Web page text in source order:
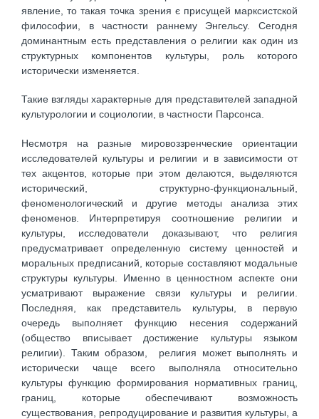
явление, то такая точка зрения є присущей марксистской
философии, в частности раннему Энгельсу. Сегодня
доминантным есть представления о религии как один из
структурных компонентов культуры, роль которого
исторически изменяется.
Такие взгляды характерные для представителей западной
культурологии и социологии, в частности Парсонса.
Несмотря на разные мировоззренческие ориентации
исследователей культуры и религии и в зависимости от
тех акцентов, которые при этом делаются, выделяются
исторический, структурно-функциональный,
феноменологический и другие методы анализа этих
феноменов. Интерпретируя соотношение религии и
культуры, исследователи доказывают, что религия
предусматривает определенную систему ценностей и
моральных предписаний, которые составляют модальные
структуры культуры. Именно в ценностном аспекте они
усматривают выражение связи культуры и религии.
Последняя, как представитель культуры, в первую
очередь выполняет функцию несения содержаний
(общество вписывает достижение культуры языком
религии). Таким образом, религия может выполнять и
исторически чаще всего выполняла относительно
культуры функцию формирования нормативных границ,
границ, которые обеспечивают возможность
существования, репродуцирование и развития культуры, а